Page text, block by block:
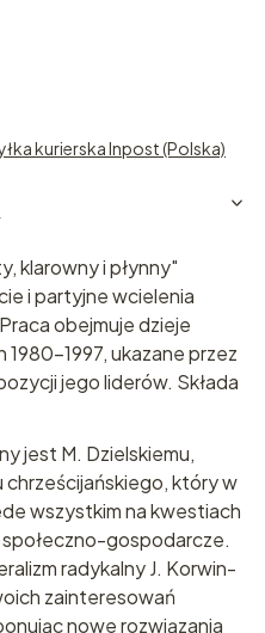
kurierska Inpost (Polska)
klarowny i płynny"
i partyjne wcielenia
obejmuje dzieje
1997, ukazane przez
jego liderów. Składa
jest M. Dzielskiemu,
który w
wszystkim na kwestiach
gospodarcze.
radykalny J. Korwin-
zainteresowań
nowe rozwiązania